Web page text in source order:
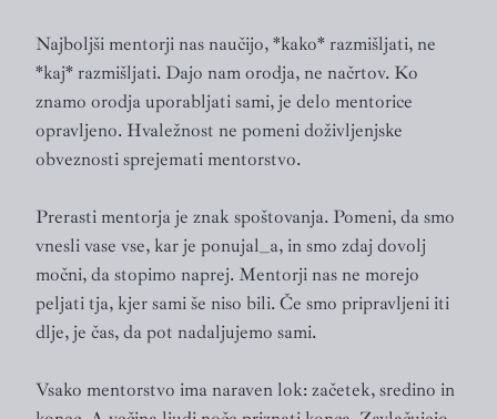
Najboljši mentorji nas naučijo, *kako* razmišljati, ne
*kaj* razmišljati. Dajo nam orodja, ne načrtov. Ko
znamo orodja uporabljati sami, je delo mentorice
opravljeno. Hvaležnost ne pomeni doživljenjske
obveznosti sprejemati mentorstvo.
Prerasti mentorja je znak spoštovanja. Pomeni, da smo
vnesli vase vse, kar je ponujal_a, in smo zdaj dovolj
močni, da stopimo naprej. Mentorji nas ne morejo
peljati tja, kjer sami še niso bili. Če smo pripravljeni iti
dlje, je čas, da pot nadaljujemo sami.
Vsako mentorstvo ima naraven lok: začetek, sredino in